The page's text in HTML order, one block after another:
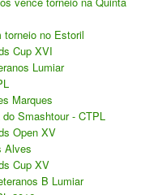
no Estoril
Cup XVI
Lumiar
Marques
Smashtour - CTPL
Open XV
Alves
Cup XV
B Lumiar